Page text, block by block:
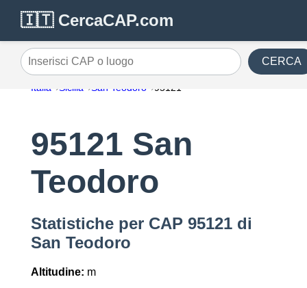
🇮🇹 CercaCAP.com
Inserisci CAP o luogo CERCA
Italia Sicilia San Teodoro 95121
95121 San
Teodoro
Statistiche per CAP 95121 di
San Teodoro
Altitudine: m